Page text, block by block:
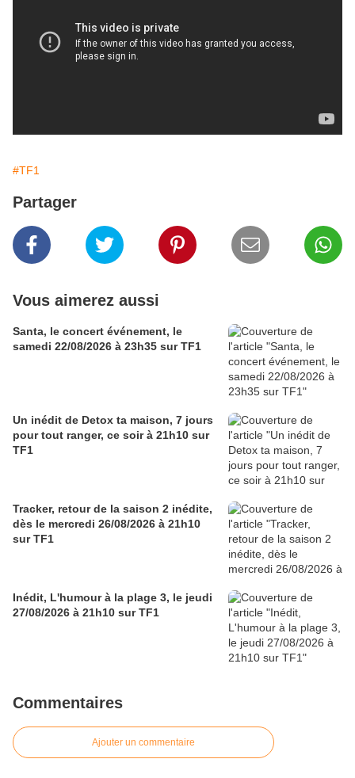
#TF1
Partager
Vous aimerez aussi
Santa, le concert événement, le
samedi 22/08/2026 à 23h35 sur TF1
Un inédit de Detox ta maison, 7 jours
pour tout ranger, ce soir à 21h10 sur
TF1
Tracker, retour de la saison 2 inédite,
dès le mercredi 26/08/2026 à 21h10
sur TF1
Inédit, L'humour à la plage 3, le jeudi
27/08/2026 à 21h10 sur TF1
Commentaires
Ajouter un commentaire